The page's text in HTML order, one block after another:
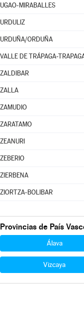
UGAO-MIRABALLES
URDULIZ
URDUÑA/ORDUÑA
VALLE DE TRÁPAGA-
ZALDIBAR
ZALLA
ZAMUDIO
ZARATAMO
ZEANURI
ZEBERIO
ZIERBENA
ZIORTZA-BOLIBAR
Provincias de País
Álava
Vizcaya